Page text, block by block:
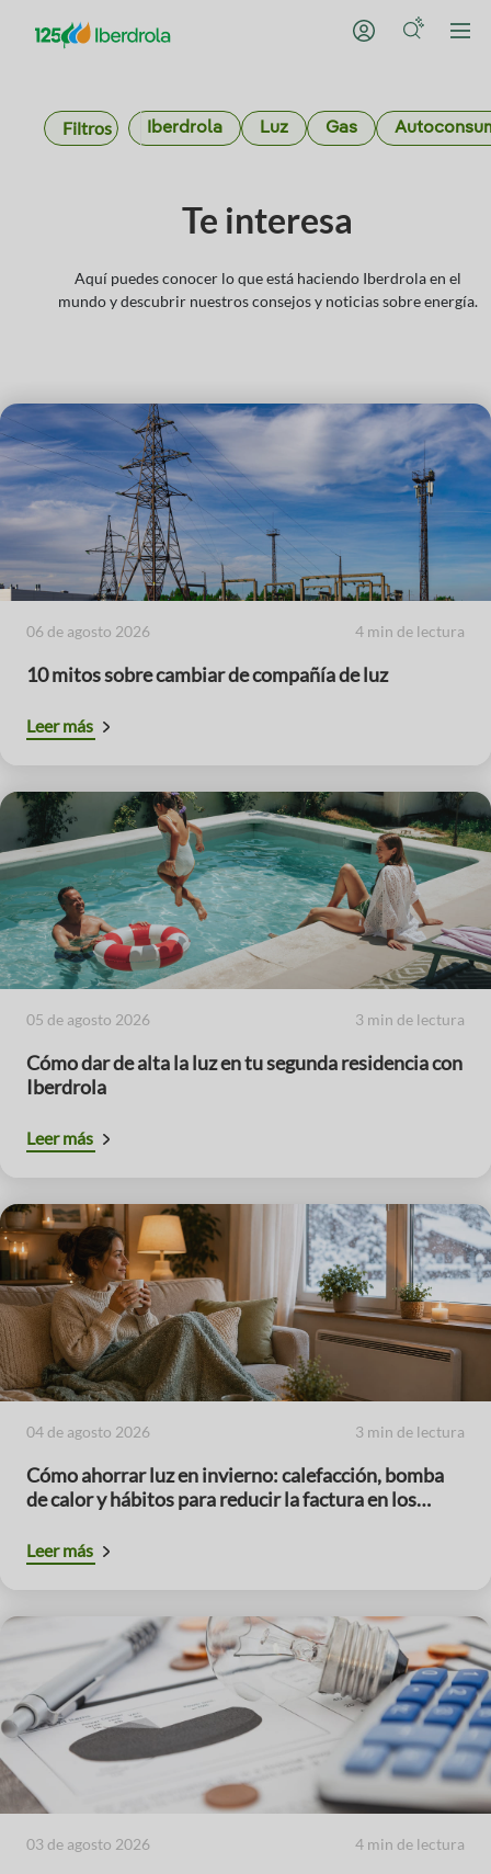
Filtros Iberdrola Luz Gas
Te interesa
Aquí puedes conocer lo que está haciendo Iberdrola en el
mundo y descubrir nuestros consejos y noticias sobre energía.
06 de agosto 2026 4 min de lectura
10 mitos sobre cambiar de compañía de luz
Leer más
05 de agosto 2026 3 min de lectura
Cómo dar de alta la luz en tu segunda residencia con
Iberdrola
Leer más
04 de agosto 2026 3 min de lectura
Cómo ahorrar luz en invierno: calefacción, bomba
de calor y hábitos para reducir la factura en los
Leer más
03 de agosto 2026 4 min de lectura